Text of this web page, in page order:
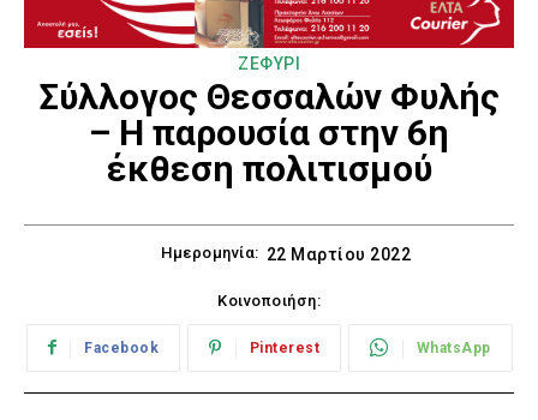
ΖΕΦΥΡΙ
Σύλλογος Θεσσαλών Φυλής
– Η παρουσία στην 6η
έκθεση πολιτισμού
Ημερομηνία: 22 Μαρτίου 2022
Κοινοποιήση:
Facebook Pinterest WhatsApp